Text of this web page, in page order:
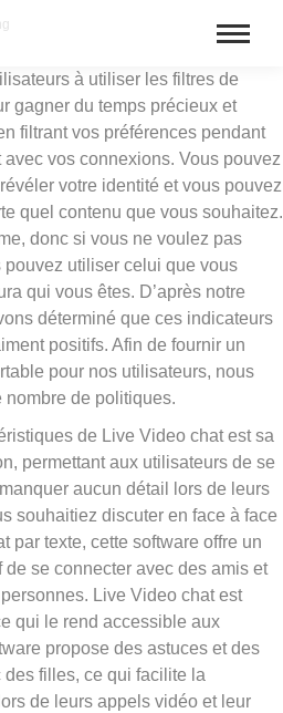
à utiliser les filtres de
gagner du temps précieux et
filtrant vos préférences pendant
vos connexions. Vous pouvez
votre identité et vous pouvez
quel contenu que vous souhaitez.
donc si vous ne voulez pas
utiliser celui que vous
qui vous êtes. D’après notre
déterminé que ces indicateurs
positifs. Afin de fournir un
pour nos utilisateurs, nous
de politiques.
de Live Video chat est sa
permettant aux utilisateurs de se
aucun détail lors de leurs
souhaitiez discuter en face à face
par texte, cette software offre un
se connecter avec des amis et
Live Video chat est
qui le rend accessible aux
propose des astuces et des
filles, ce qui facilite la
de leurs appels vidéo et leur